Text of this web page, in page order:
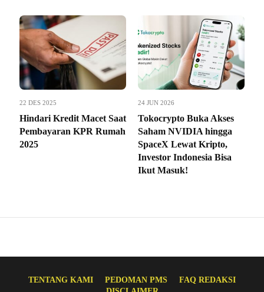
22 DES 2025
Hindari Kredit Macet Saat
Pembayaran KPR Rumah
2025
24 JUN 2026
Tokocrypto Buka Akses
Saham NVIDIA hingga
SpaceX Lewat Kripto,
Investor Indonesia Bisa
Ikut Masuk!
TENTANG KAMI PEDOMAN PMS
FAQ REDAKSI